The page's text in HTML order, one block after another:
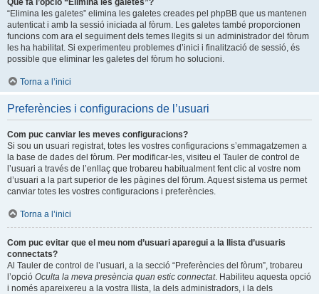
Què fa l’opció “Elimina les galetes”?
“Elimina les galetes” elimina les galetes creades pel phpBB que us mantenen
autenticat i amb la sessió iniciada al fòrum. Les galetes també proporcionen
funcions com ara el seguiment dels temes llegits si un administrador del fòrum
les ha habilitat. Si experimenteu problemes d’inici i finalització de sessió, és
possible que eliminar les galetes del fòrum ho solucioni.
Torna a l’inici
Preferències i configuracions de l’usuari
Com puc canviar les meves configuracions?
Si sou un usuari registrat, totes les vostres configuracions s’emmagatzemen a
la base de dades del fòrum. Per modificar-les, visiteu el Tauler de control de
l’usuari a través de l’enllaç que trobareu habitualment fent clic al vostre nom
d’usuari a la part superior de les pàgines del fòrum. Aquest sistema us permet
canviar totes les vostres configuracions i preferències.
Torna a l’inici
Com puc evitar que el meu nom d’usuari aparegui a la llista d’usuaris
connectats?
Al Tauler de control de l’usuari, a la secció “Preferències del fòrum”, trobareu
l’opció Oculta la meva presència quan estic connectat. Habiliteu aquesta opció
i només apareixereu a la vostra llista, la dels administradors, i la dels